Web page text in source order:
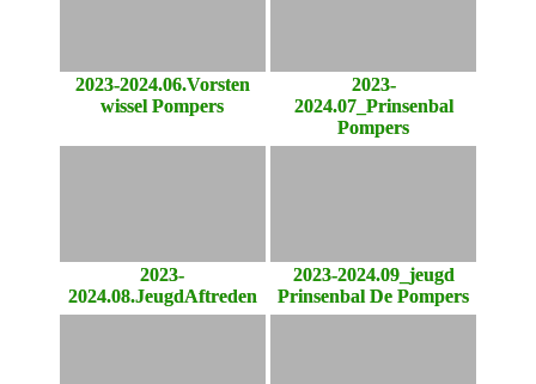
2023-2024.06.Vorsten
wissel Pompers
2023-
2024.07_Prinsenbal
Pompers
2023-
2024.08.JeugdAftreden
2023-2024.09_jeugd
Prinsenbal De Pompers